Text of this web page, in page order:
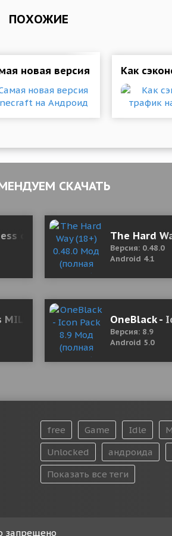
ПОХОЖИЕ
новая версия Minecraft на
Как
СКАЧАТЬ
of LOVE 23.0.0 Mod (Damage/
The Hard
Версия: 0.48.0
Android 4.1
(18+) 0.187.0 Мод (полная
OneBlack -
Версия: 8.9
Android 5.0
free Game Idle
Unlocked
андроида
Показать все теги
запрещено